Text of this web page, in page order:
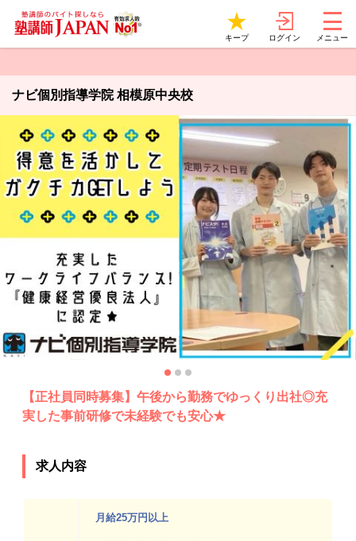
キープ ログイン メニュー
ナビ個別指導学院 相模原中央校
【正社員同時募集】午後から勤務でゆっくり出社◎充
実した事前研修で未経験でも安心★
求人内容
月給25万円以上